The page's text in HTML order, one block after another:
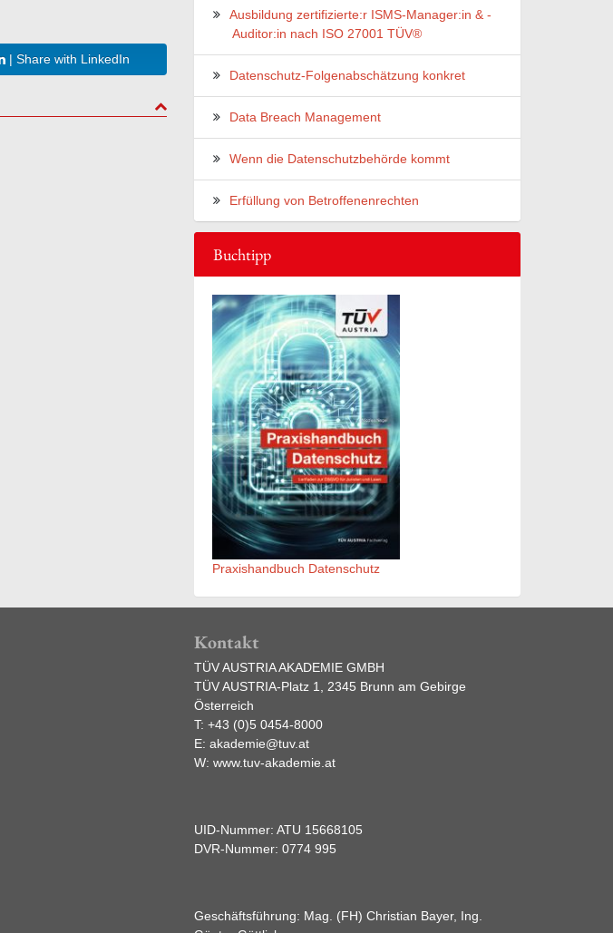
| Share with LinkedIn
to top
Ausbildung zertifizierte:r ISMS-Manager:in & -
Auditor:in nach ISO 27001 TÜV®
Datenschutz-Folgenabschätzung konkret
Data Breach Management
Wenn die Datenschutzbehörde kommt
Erfüllung von Betroffenenrechten
Buchtipp
Praxishandbuch Datenschutz
Kontakt
TÜV AUSTRIA AKADEMIE GMBH
TÜV AUSTRIA-Platz 1, 2345 Brunn am Gebirge
Österreich
T: +43 (0)5 0454-8000
E: akademie@tuv.at
W: www.tuv-akademie.at
UID-Nummer: ATU 15668105
DVR-Nummer: 0774 995
Geschäftsführung: Mag. (FH) Christian Bayer, Ing.